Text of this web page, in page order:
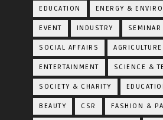
EDUCATION ENERGY &
EVENT INDUSTRY SEMINAR
SOCIAL AFFAIRS AGRICULTURE
ENTERTAINMENT SCIENCE &
SOCIETY & CHARITY
BEAUTY CSR FASHION &